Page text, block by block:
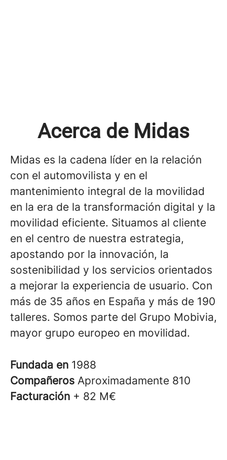
Acerca de Midas
Midas es la cadena líder en la relación
con el automovilista y en el
mantenimiento integral de la movilidad
en la era de la transformación digital y la
movilidad eficiente. Situamos al cliente
en el centro de nuestra estrategia,
apostando por la innovación, la
sostenibilidad y los servicios orientados
a mejorar la experiencia de usuario. Con
más de 35 años en España y más de 190
talleres. Somos parte del Grupo Mobivia,
mayor grupo europeo en movilidad.
Fundada en 1988
Compañeros Aproximadamente 810
Facturación + 82 M€